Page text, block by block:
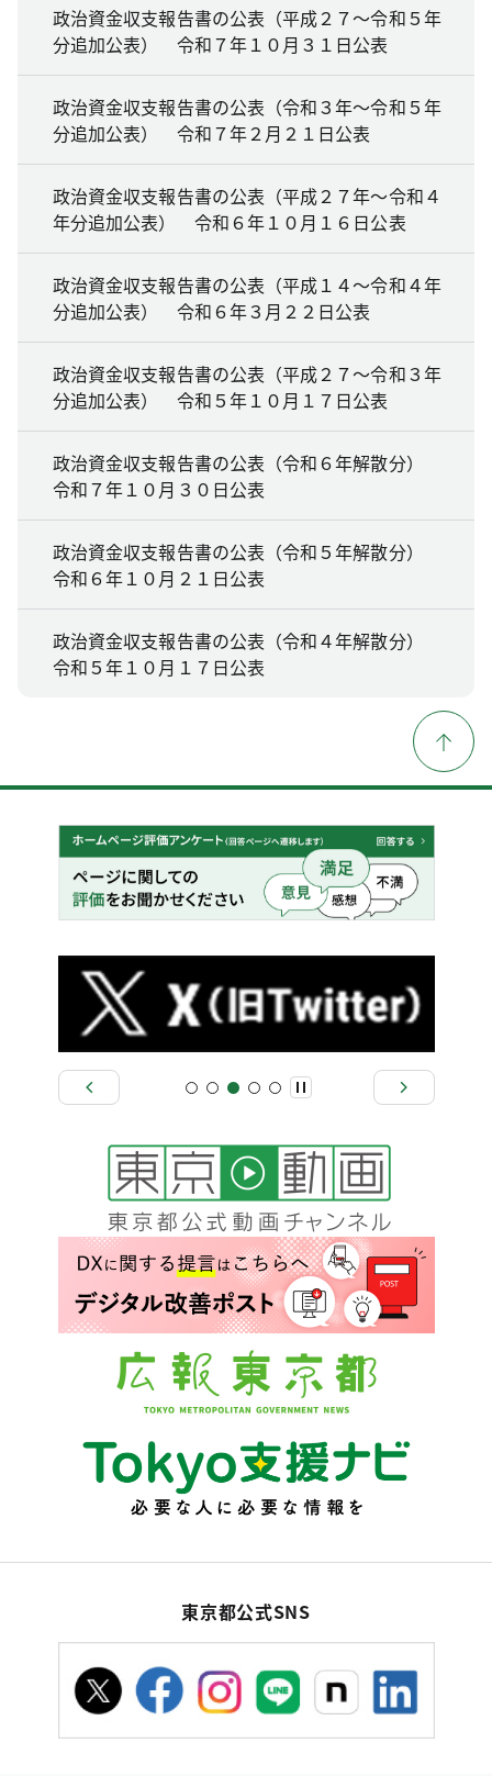
政治資金収支報告書の公表（平成２７～令和５年
分追加公表） 令和７年１０月３１日公表
政治資金収支報告書の公表（令和３年～令和５年
分追加公表） 令和７年２月２１日公表
政治資金収支報告書の公表（平成２７年～令和４
年分追加公表） 令和６年１０月１６日公表
政治資金収支報告書の公表（平成１４～令和４年
分追加公表） 令和６年３月２２日公表
政治資金収支報告書の公表（平成２７～令和３年
分追加公表） 令和５年１０月１７日公表
政治資金収支報告書の公表（令和６年解散分）
令和７年１０月３０日公表
政治資金収支報告書の公表（令和５年解散分）
令和６年１０月２１日公表
政治資金収支報告書の公表（令和４年解散分）
令和５年１０月１７日公表
東京都公式SNS